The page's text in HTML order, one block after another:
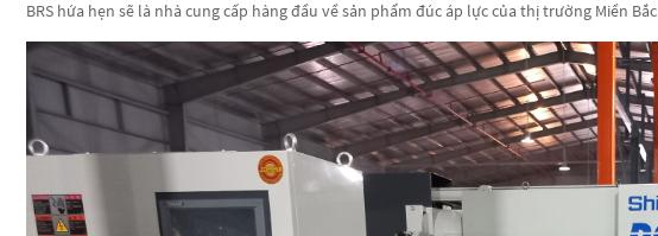
BRS hứa hẹn sẽ là nhà cung cấp hàng đầu về sản phẩm đúc áp lực của thị trường Miền Bắc